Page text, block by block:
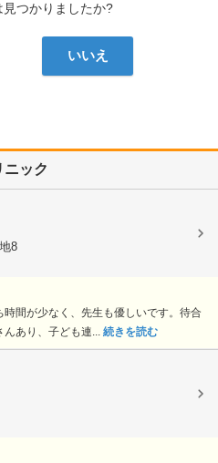
つかりましたか?
いいえ
ニック
8
間が少なく、先生も優しいです。待合
あり、子ども連... 続きを読む